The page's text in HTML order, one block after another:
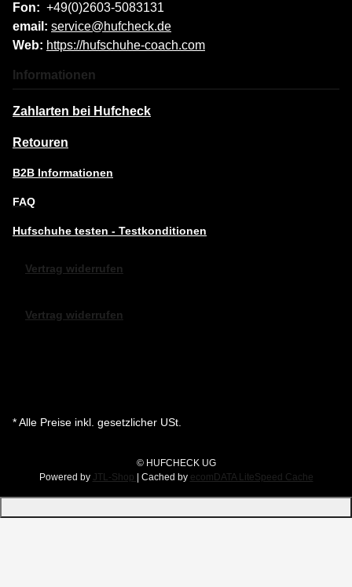
Fon: +49(0)2603-5083131
email: service@hufcheck.de
Web: https://hufschuhe-coach.com
Informationen
Zahlarten bei Hufcheck
Retouren
B2B Informationen
FAQ
Hufschuhe testen - Testkonditionen
Vertrag widerrufen
Vertrag widerrufen
* Alle Preise inkl. gesetzlicher USt.
© HUFCHECK UG
Powered by JTL-Shop | Cached by ecomDATA LiteSpeed Cache